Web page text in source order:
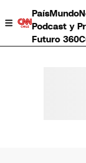
PaísMundo
Podcast y
Futuro 360